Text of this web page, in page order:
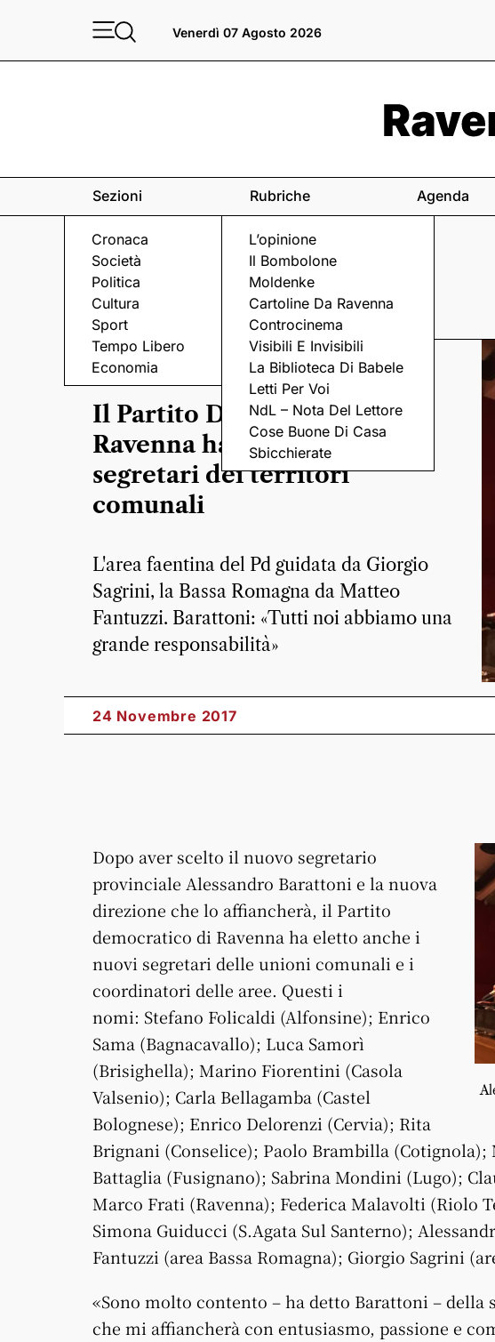
Venerdì 07 Agosto 2026
Sezioni
Cronaca
Società
Politica
Cultura
Sport
Tempo Libero
Economia
Rubriche
L’opinione
Il Bombolone
Moldenke
Cartoline Da Ravenna
Controcinema
Visibili E Invisibili
La Biblioteca Di Babele
Letti Per Voi
NdL – Nota Del Lettore
Cose Buone Di Casa
Sbicchierate
Agenda
VERTICI DEM
Il Partito Democratico di
Ravenna ha eletto tutti i
segretari dei territori
comunali
L'area faentina del Pd guidata da Giorgio
Sagrini, la Bassa Romagna da Matteo
Fantuzzi. Barattoni: «Tutti noi abbiamo una
grande responsabilità»
24 Novembre 2017
Dopo aver scelto il nuovo segretario
provinciale Alessandro Barattoni e la nuova
direzione che lo affiancherà, il Partito
democratico di Ravenna ha eletto anche i
nuovi segretari delle unioni comunali e i
coordinatori delle aree. Questi i
nomi: Stefano Folicaldi (Alfonsine); Enrico
Sama (Bagnacavallo); Luca Samorì
(Brisighella); Marino Fiorentini (Casola
Valsenio); Carla Bellagamba (Castel
Bolognese); Enrico Delorenzi (Cervia); Rita
Brignani (Conselice); Paolo Brambilla
Battaglia (Fusignano); Sabrina Mondini (Lugo);
Marco Frati (Ravenna); Federica Malavolti (Riolo
Simona Guiducci (S.Agata Sul Santerno);
Fantuzzi (area Bassa Romagna); Giorgio Sagrini
«Sono molto contento – ha detto Barattoni – della
che mi affiancherà con entusiasmo, passione e